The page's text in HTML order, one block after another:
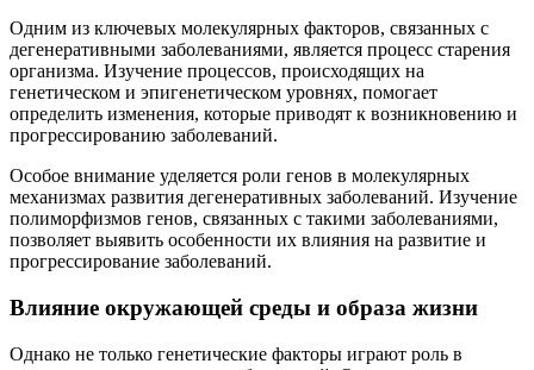
Одним из ключевых молекулярных факторов, связанных с
дегенеративными заболеваниями, является процесс старения
организма. Изучение процессов, происходящих на
генетическом и эпигенетическом уровнях, помогает
определить изменения, которые приводят к возникновению и
прогрессированию заболеваний.
Особое внимание уделяется роли генов в молекулярных
механизмах развития дегенеративных заболеваний. Изучение
полиморфизмов генов, связанных с такими заболеваниями,
позволяет выявить особенности их влияния на развитие и
прогрессирование заболеваний.
Влияние окружающей среды и образа жизни
Однако не только генетические факторы играют роль в